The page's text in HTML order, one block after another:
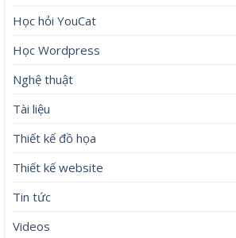
Học hỏi YouCat
Học Wordpress
Nghệ thuật
Tài liệu
Thiết kế đồ họa
Thiết kế website
Tin tức
Videos